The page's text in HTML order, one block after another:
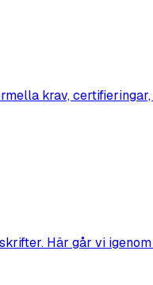
krav,
Här går vi